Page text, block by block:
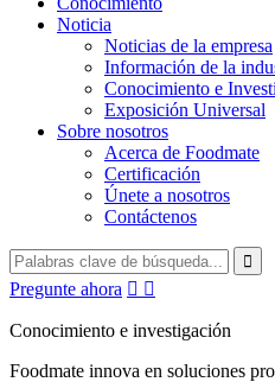
Noticia
Noticias de la empresa
Información de la
Conocimiento e
Exposición Universal
Sobre nosotros
Acerca de Foodmate
Certificación
Únete a nosotros
Contáctenos
Pregunte ahora  
Conocimiento e investigación
Foodmate innova en soluciones